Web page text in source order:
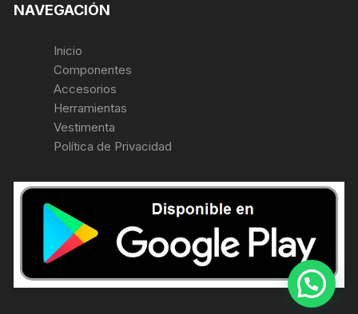
NAVEGACIÓN
Inicio
Componentes
Accesorios
Herramientas
Vestimenta
Política de Privacidad